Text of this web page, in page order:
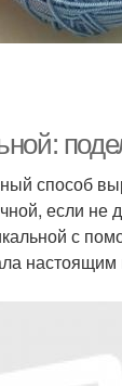
способ
если не
с